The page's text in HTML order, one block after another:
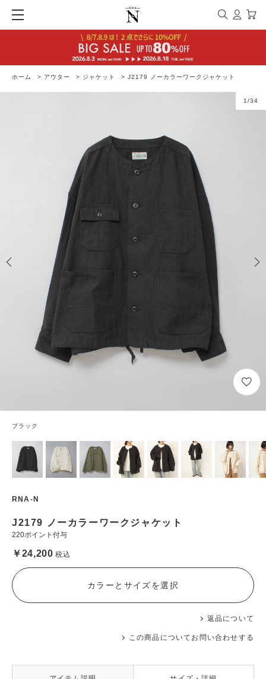
ホーム > アウター > ジャケット > J2179 ノーカラーワークジャケット
1 /34
ブラック
RNA-N
J2179 ノーカラーワークジャケット
220ポイント付与
￥24,200 税込
返品について
この商品についてお問い合わせする
カラーとサイズを選択